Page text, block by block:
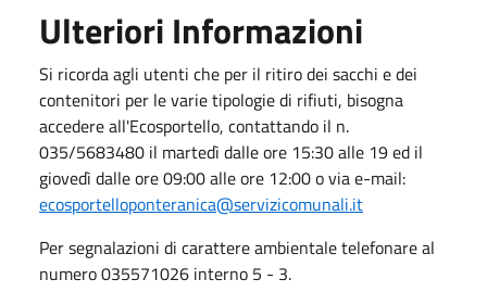
Ulteriori Informazioni
Si ricorda agli utenti che per il ritiro dei sacchi e dei
contenitori per le varie tipologie di rifiuti, bisogna
accedere all'Ecosportello, contattando il n.
035/5683480 il martedì dalle ore 15:30 alle 19 ed il
giovedì dalle ore 09:00 alle ore 12:00 o via e-mail:
ecosportelloponteranica@servizicomunali.it
Per segnalazioni di carattere ambientale telefonare al
numero 035571026 interno 5 - 3.